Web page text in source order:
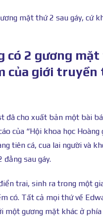
mặt thứ 2 sau gáy, cứ
có 2 gương
của giới truyền
đã cho xuất bản một bài
của “Hội khoa học
tiên cá, cua lai người và
sau gáy.
trai, sinh ra trong một
có. Tất cả mọi thứ về
một gương mặt khác ở